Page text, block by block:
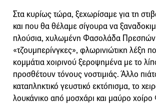
Στα κυρίως τώρα, ξεχωρίσαμε για τη
και που θα θέλαμε σίγουρα να
πλούσια, χυλωμένη Φασολάδα
«τζουμπερίνγκες», φλωρινιώτικη λέξη
κομμάτια χοιρινού ξεροψημένα με το
προσθέτουν τόνους νοστιμιάς. Άλλο
καταπληκτικό γευστικό εκτόπισμα, το
λουκάνικο από μοσχάρι και μαύρο